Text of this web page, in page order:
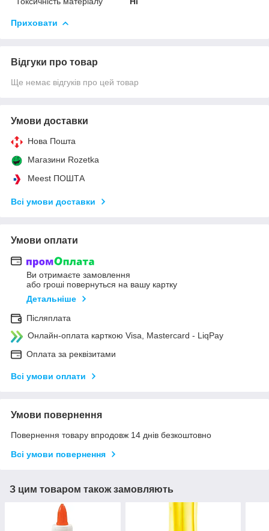
Приховати
Відгуки про товар
Ще немає відгуків про цей товар
Умови доставки
Нова Пошта
Магазини Rozetka
Meest ПОШТА
Всі умови доставки
Умови оплати
Ви отримаєте замовлення
або гроші повернуться на вашу картку
Детальніше
Післяплата
Онлайн-оплата карткою Visa, Mastercard - LiqPay
Оплата за реквізитами
Всі умови оплати
Умови повернення
Повернення товару впродовж 14 днів безкоштовно
Всі умови повернення
З цим товаром також замовляють